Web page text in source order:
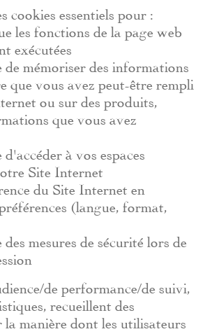
cookies essentiels pour :
les fonctions de la page web
exécutées
de mémoriser des informations
que vous avez peut-être rempli
ou sur des produits,
que vous avez
à vos espaces
Site Internet
du Site Internet en
(langue, format,
des mesures de sécurité lors de
de performance/de suivi,
recueillent des
manière dont les utilisateurs